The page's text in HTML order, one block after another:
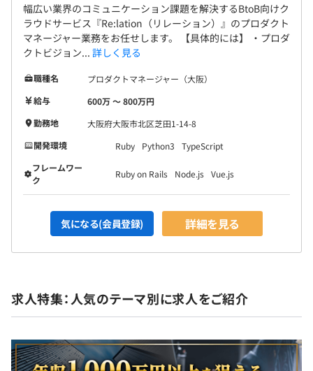
幅広い業界のコミュニケーション課題を解決するBtoB向けク
ラウドサービス『Re:lation（リレーション）』のプロダクト
マネージャー業務をお任せします。 【具体的には】 ・プロダ
クトビジョン... 詳しく見る
職種名
プロダクトマネージャー（大阪）
給与
600万 〜 800万円
勤務地
大阪府大阪市北区芝田1-14-8
開発環境
Ruby Python3
TypeScript
フレームワー
ク
Ruby on Rails Node.js Vue.js
気になる(会員登録) 詳細を見る
求人特集：人気のテーマ別に求人をご紹介